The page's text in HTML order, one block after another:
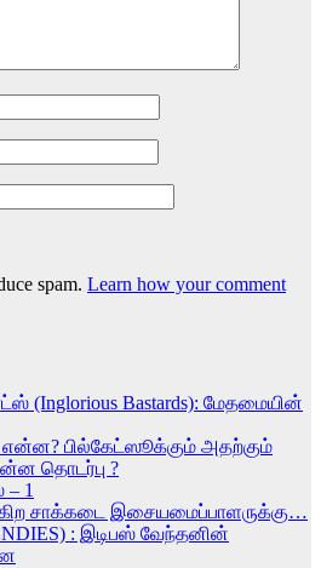
spam. Learn how your comment
(Inglorious Bastards): மேதமையின்
என்ன? பில்கேட்ஸூக்கும் அதற்கும்
தொடர்பு ?
1
சாக்கடை இசையமைப்பாளருக்கு…
: இடிபஸ் வேந்தனின்